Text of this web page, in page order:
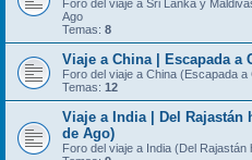
Foro del viaje a Sri Lanka y
Ago
Temas: 8
Viaje a China | Escapada a
Foro del viaje a China (Escapada
Temas: 12
Viaje a India | Del Rajastán
de Ago)
Foro del viaje a India (Del